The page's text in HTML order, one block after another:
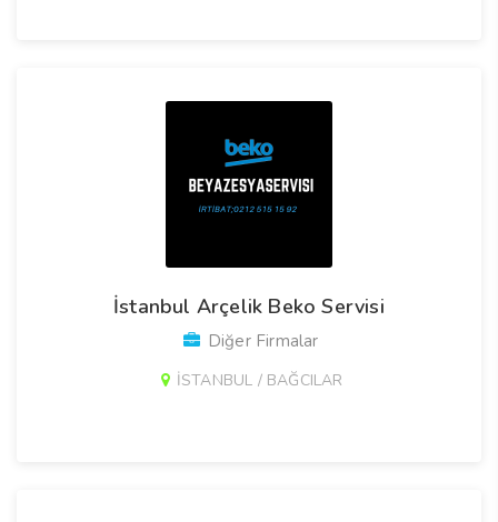
İstanbul Arçelik Beko Servisi
Diğer Firmalar
İSTANBUL / BAĞCILAR